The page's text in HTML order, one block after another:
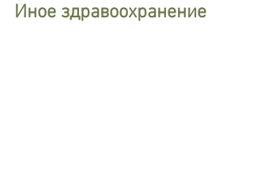
Иное здравоохранение